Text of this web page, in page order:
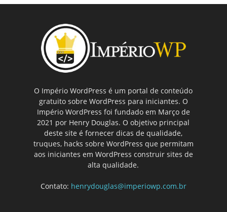
O Império WordPress é um portal de conteúdo
gratuito sobre WordPress para iniciantes. O
Império WordPress foi fundado em Março de
2021 por Henry Douglas. O objetivo principal
deste site é fornecer dicas de qualidade,
truques, hacks sobre WordPress que permitam
aos iniciantes em WordPress construir sites de
alta qualidade.
Contato: henrydouglas@imperiowp.com.br